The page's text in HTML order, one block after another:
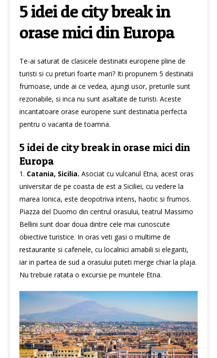
5 idei de city break in
orase mici din Europa
Te-ai saturat de clasicele destinatii europene pline de
turisti si cu preturi foarte mari? Iti propunem 5 destinatii
frumoase, unde ai ce vedea, ajungi usor, preturile sunt
rezonabile, si inca nu sunt asaltate de turisti. Aceste
incantatoare orase europene sunt destinatia perfecta
pentru o vacanta de toamna.
5 idei de city break in orase mici din
Europa
1. Catania, Sicilia. Asociat cu vulcanul Etna, acest oras
universitar de pe coasta de est a Siciliei, cu vedere la
marea Ionica, este deopotriva intens, haotic si frumos.
Piazza del Duomo din centrul orasului, teatrul Massimo
Bellini sunt doar doua dintre cele mai cunoscute
obiective turistice. In oras veti gasi o multime de
restaurante si cafenele, cu localnici amabili si eleganti,
iar in partea de sud a orasului puteti merge chiar la plaja.
Nu trebuie ratata o excursie pe muntele Etna.